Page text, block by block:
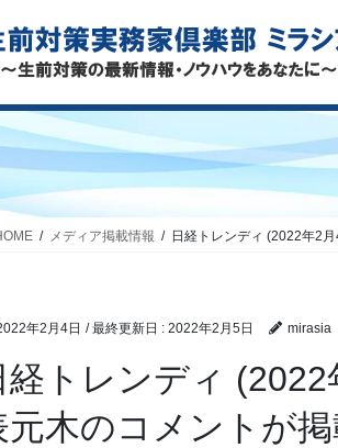
メディア掲載情報 日経トレンディ (2022年2
年2月4日 / 最終更新日 : 2022年2月5日 mirasia
経トレンディ
元木のコメントが掲